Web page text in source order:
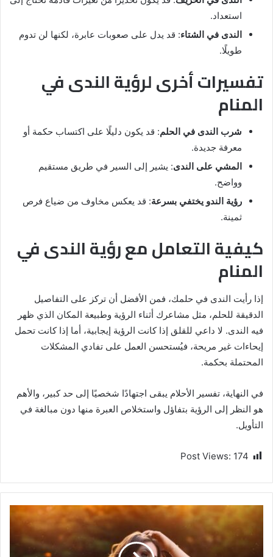
استعداد.
الندى في الشتاء: قد يدل على صعوبات عابرة، لكنها لن تدوم
طويلًا.
تفسيرات أخرى لرؤية الندى في
المنام
شرب الندى في الحلم: قد يكون دليلًا على اكتساب حكمة أو
معرفة جديدة.
المشي على الندى: يشير إلى السير في طريق مستقيم
وواضح.
رؤية الندو يختفي بسرعة: قد يعكس مخاوف من ضياع فرص
ثمينة.
كيفية التعامل مع رؤية الندى في
المنام
إذا رأيت الندى في حلمك، فمن الأفضل أن تركز على التفاصيل
الدقيقة للحلم، مثل مشاعرك أثناء الرؤية وطبيعة المكان الذي ظهر
فيه الندى. لا داعي للقلق إذا كانت الرؤية إيجابية، أما إذا كانت تحمل
إيحاءات غير مريحة، فيُستحسن العمل على تفادي المشكلات
المحتملة بحكمة.
في النهاية، تفسير الأحلام يبقى اجتهادًا شخصيًا إلى حد كبير، والأهم
هو النظر إلى الرؤية بتفاؤل واستخلاص العبرة منها دون مبالغة في
التأويل.
Post Views: 174